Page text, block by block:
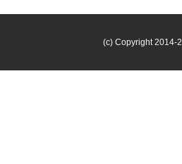
(c) Copyright 2014-